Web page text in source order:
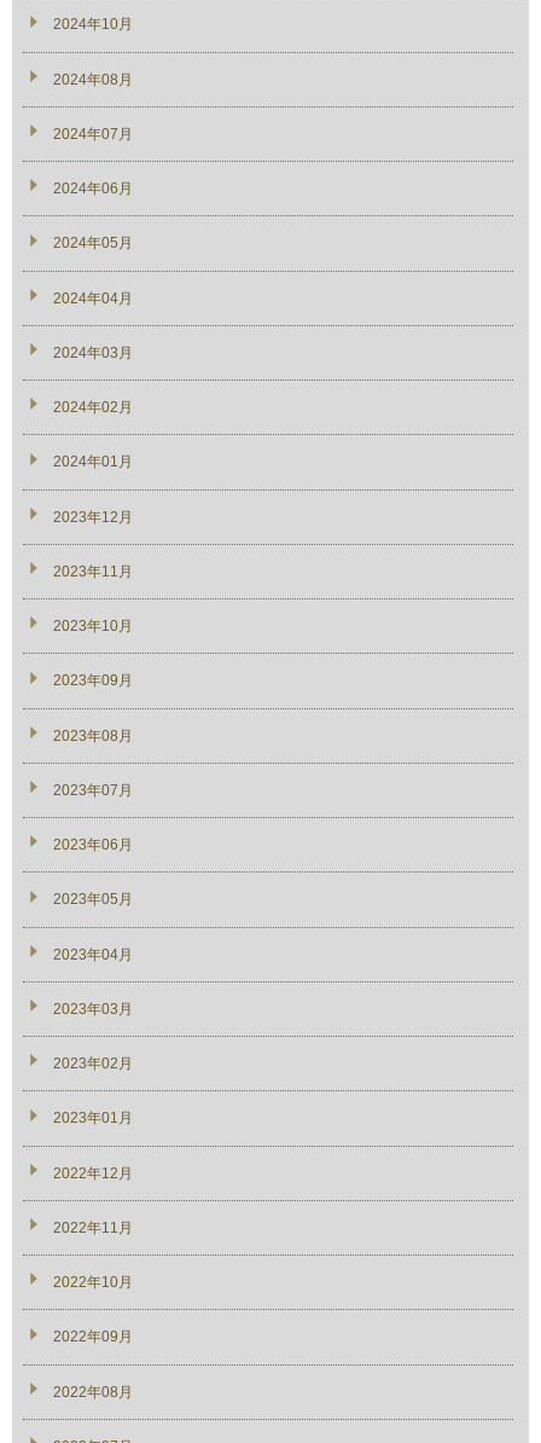
2024年10月
2024年08月
2024年07月
2024年06月
2024年05月
2024年04月
2024年03月
2024年02月
2024年01月
2023年12月
2023年11月
2023年10月
2023年09月
2023年08月
2023年07月
2023年06月
2023年05月
2023年04月
2023年03月
2023年02月
2023年01月
2022年12月
2022年11月
2022年10月
2022年09月
2022年08月